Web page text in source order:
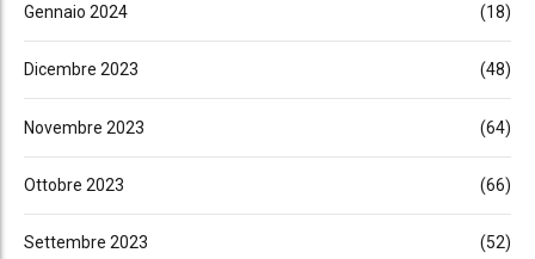
Gennaio 2024 (18)
Dicembre 2023 (48)
Novembre 2023 (64)
Ottobre 2023 (66)
Settembre 2023 (52)